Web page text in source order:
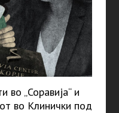
„Соравија“ и
во Клинички под